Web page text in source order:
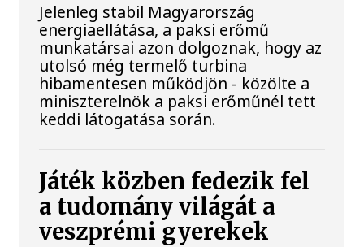
Jelenleg stabil Magyarország
energiaellátása, a paksi erőmű
munkatársai azon dolgoznak, hogy az
utolsó még termelő turbina
hibamentesen működjön - közölte a
miniszterelnök a paksi erőműnél tett
keddi látogatása során.
Játék közben fedezik fel
a tudomány világát a
veszprémi gyerekek